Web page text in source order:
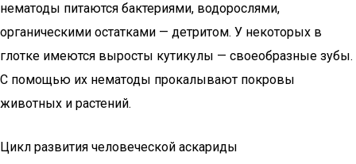
нематоды питаются бактериями, водорослями,
органическими остатками — детритом. У некоторых в
глотке имеются выросты кутикулы — своеобразные зубы.
С помощью их нематоды прокалывают покровы
животных и растений.
Цикл развития человеческой аскариды